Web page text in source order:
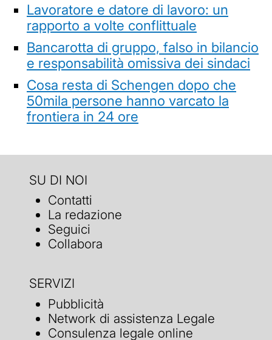
Lavoratore e datore di lavoro: un
rapporto a volte conflittuale
Bancarotta di gruppo, falso in bilancio
e responsabilità omissiva dei sindaci
Cosa resta di Schengen dopo che
50mila persone hanno varcato la
frontiera in 24 ore
SU DI NOI
Contatti
La redazione
Seguici
Collabora
SERVIZI
Pubblicità
Network di assistenza Legale
Consulenza legale online